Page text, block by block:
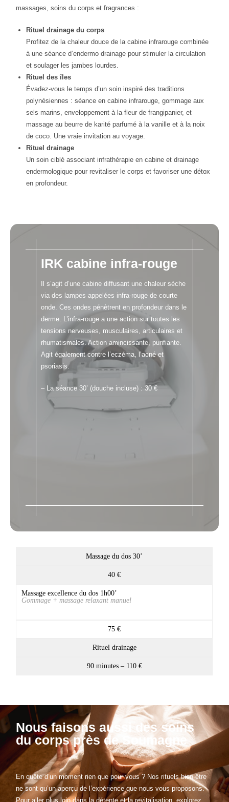
massages, soins du corps et fragrances :
Rituel drainage du corps
Profitez de la chaleur douce de la cabine infrarouge combinée
à une séance d’endermo drainage pour stimuler la circulation
et soulager les jambes lourdes.
Rituel des îles
Évadez-vous le temps d’un soin inspiré des traditions
polynésiennes : séance en cabine infrarouge, gommage aux
sels marins, enveloppement à la fleur de frangipanier, et
massage au beurre de karité parfumé à la vanille et à la noix
de coco. Une vraie invitation au voyage.
Rituel drainage
Un soin ciblé associant infrathérapie en cabine et drainage
endermologique pour revitaliser le corps et favoriser une détox
en profondeur.
IRK cabine infra-rouge
Il s’agit d’une cabine diffusant une chaleur sèche
via des lampes appelées infra-rouge de courte
onde. Ces ondes pénètrent en profondeur dans le
derme. L’infra-rouge a une action sur toutes les
tensions nerveuses, musculaires, articulaires et
rhumatismales. Action amincissante, purifiante.
Agit également contre l’eczéma, l’acné et
psoriasis.
– La séance 30’ (douche incluse) : 30 €
Massage du dos 30’
40 €
Massage excellence du dos 1h00’
Gommage + massage relaxant manuel
75 €
Rituel drainage
90 minutes – 110 €
Nous faisons aussi des soins
du corps près de Soumagne
En quête d’un moment rien que pour vous ? Nos rituels bien-être
ne sont qu’un aperçu de l’expérience que nous vous proposons.
Pour aller plus loin dans la détente et la revitalisation, explorez